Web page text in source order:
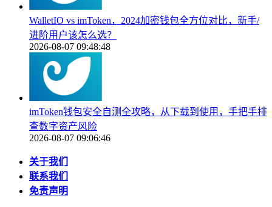
WalletIO vs imToken，2024加密钱包全方位对比，新手/
进阶用户该怎么选？
2026-08-07 09:48:48
imToken钱包安全自测全攻略，从下载到使用，手把手排
查数字资产风险
2026-08-07 09:06:46
关于我们
联系我们
免责声明